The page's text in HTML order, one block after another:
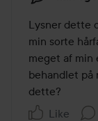
Lysner dette
min sorte
meget af min
behandlet på
dette?
Like